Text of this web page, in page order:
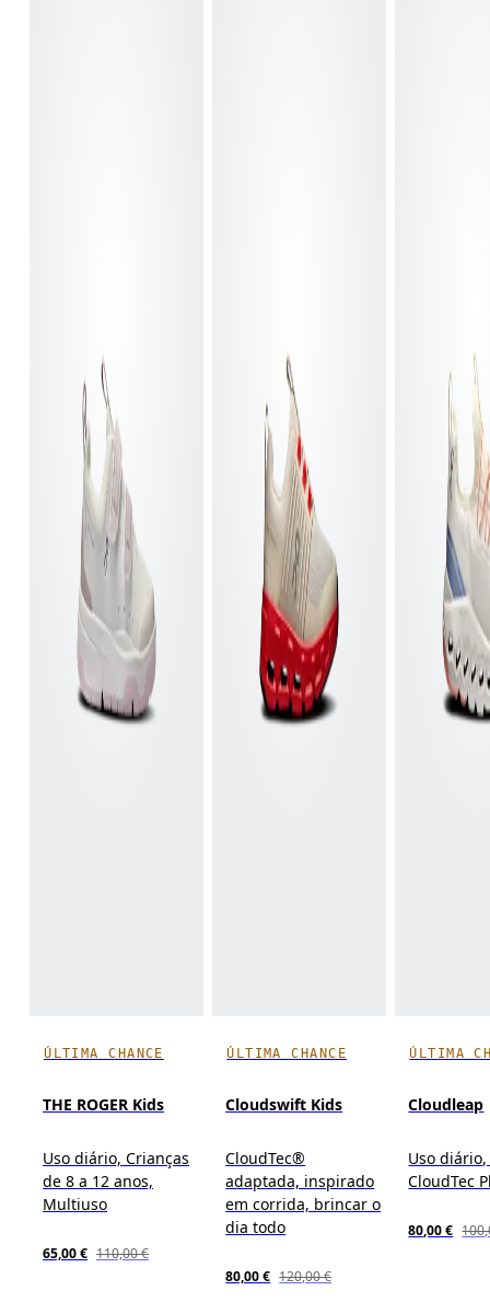
ÚLTIMA CHANCE
THE ROGER Kids
Uso diário, Crianças
de 8 a 12 anos,
Multiuso
65,00 € 110,00 €
ÚLTIMA CHANCE
Cloudswift Kids
CloudTec®
adaptada, inspirado
em corrida, brincar o
dia todo
80,00 € 120,00 €
ÚLTIMA
Cloudleap
Uso
CloudTec
80,00 €